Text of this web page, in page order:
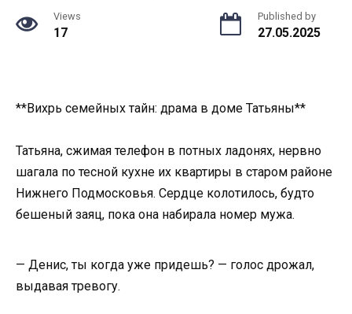
Views
17
Published by
27.05.2025
**Вихрь семейных тайн: драма в доме Татьяны**
Татьяна, сжимая телефон в потных ладонях, нервно
шагала по тесной кухне их квартиры в старом районе
Нижнего Подмосковья. Сердце колотилось, будто
бешеный заяц, пока она набирала номер мужа.
— Денис, ты когда уже придешь? — голос дрожал,
выдавая тревогу.